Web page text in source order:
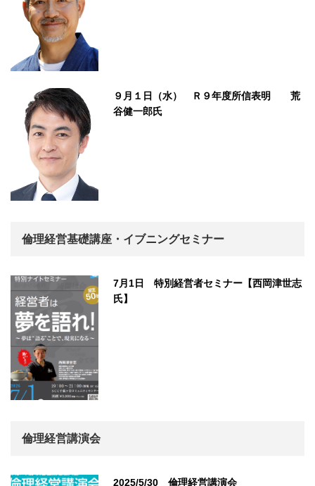
９月１日（水） Ｒ９年度所信表明 荒
谷健一郎氏
倫理経営基礎講座・イブニングセミナー
7月1日 特別経営者セミナー【西岡津世志
氏】
倫理経営講演会
2025/5/30 倫理経営講演会